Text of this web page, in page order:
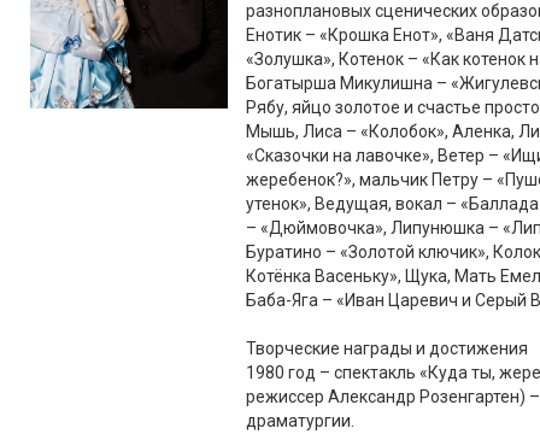
разноплановых сценических
Енотик – «Крошка Енот», «Ваня
«Золушка», Котенок – «Как
Богатырша Микулишна –
Рябу, яйцо золотое и счастье
Мышь, Лиса – «Колобок», Аленка,
«Сказочки на лавочке», Ветер –
жеребенок?», мальчик Петру –
утенок», Ведущая, вокал –
– «Дюймовочка», Липунюшка –
Буратино – «Золотой ключик»,
Котёнка Васеньку», Щука, Мать
Баба-Яга – «Иван Царевич и Серый
Творческие награды и достижения
1980 год – спектакль «Куда ты,
режиссер Александр Розенгартен)
драматургии.